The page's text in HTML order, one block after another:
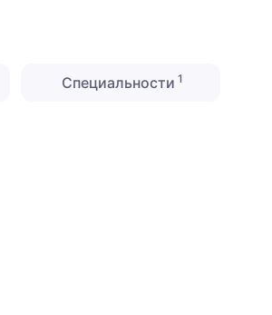
Специальности 1